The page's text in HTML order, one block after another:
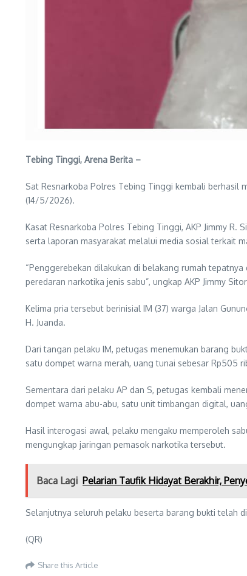
Tebing Tinggi, Arena Berita –
Sat Resnarkoba Polres Tebing Tinggi kembali berhasil
(14/5/2026).
Kasat Resnarkoba Polres Tebing Tinggi, AKP Jimmy
serta laporan masyarakat melalui media sosial terkait
“Penggerebekan dilakukan di belakang rumah
peredaran narkotika jenis sabu”, ungkap AKP Jimmy
Kelima pria tersebut berinisial IM (37) warga Jalan
H. Juanda.
Dari tangan pelaku IM, petugas menemukan barang
satu dompet warna merah, uang tunai sebesar Rp505
Sementara dari pelaku AP dan S, petugas kembali
dompet warna abu-abu, satu unit timbangan digital,
Hasil interogasi awal, pelaku mengaku memperoleh
mengungkap jaringan pemasok narkotika tersebut.
Baca Lagi Pelarian Taufik Hidayat Berakhir,
Selanjutnya seluruh pelaku beserta barang bukti telah
(QR)
Share this Article